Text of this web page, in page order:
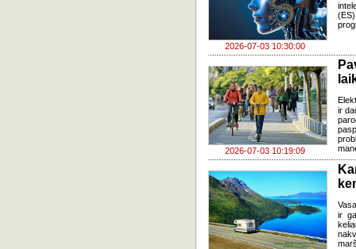
2026-07-03 10:30:00
2026-07-03 10:19:09
ir
ir